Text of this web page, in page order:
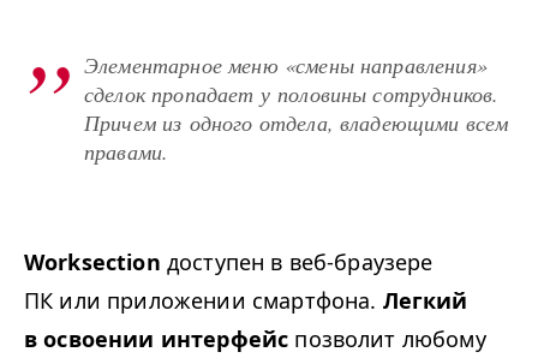
Элементарное меню «смены направления»
сделок пропадает у половины сотрудников.
Причем из одного отдела, владеющими всем
правами.
Worksection доступен в веб-браузере
ПК или приложении смартфона. Легкий
в освоении интерфейс позволит любому